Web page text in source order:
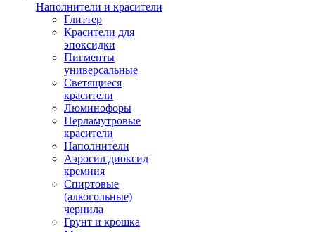
Наполнители и красители
Глиттер
Красители для
эпоксидки
Пигменты
универсальные
Светящиеся
красители
Люминофоры
Перламутровые
красители
Наполнители
Аэросил диоксид
кремния
Спиртовые
(алкогольные)
чернила
Грунт и крошка